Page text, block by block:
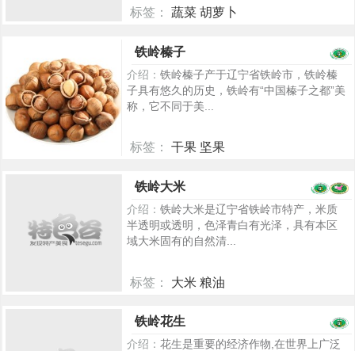
标签： 蔬菜 胡萝卜
铁岭榛子
介绍： 铁岭榛子产于辽宁省铁岭市，铁岭榛
子具有悠久的历史，铁岭有“中国榛子之都”美
称，它不同于美...
标签： 干果 坚果
铁岭大米
介绍： 铁岭大米是辽宁省铁岭市特产，米质
半透明或透明，色泽青白有光泽，具有本区
域大米固有的自然清...
标签： 大米 粮油
铁岭花生
介绍： 花生是重要的经济作物,在世界上广泛